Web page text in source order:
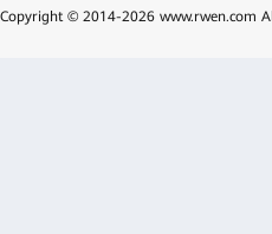
Copyright © 2014-2026 www.rwen.com